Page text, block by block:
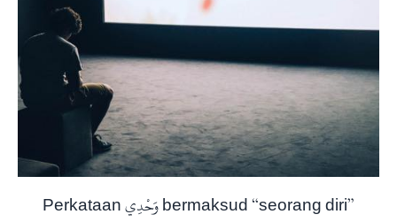
Perkataan وَحْدِي bermaksud “seorang diri”